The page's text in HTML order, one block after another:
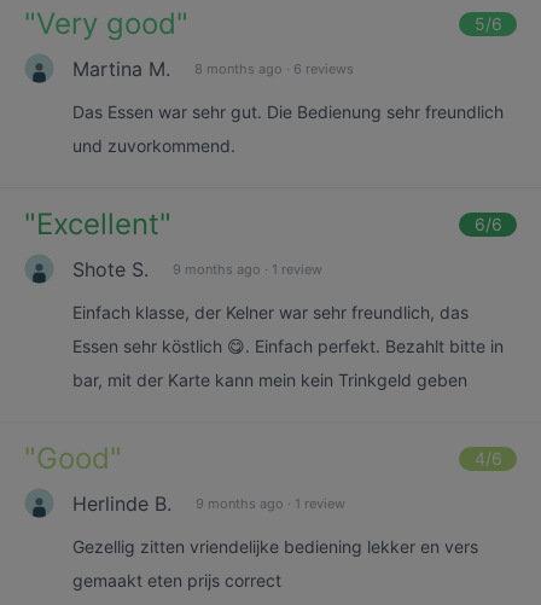
"Very good" 5/6
Martina M. 8 months ago · 6 reviews
Das Essen war sehr gut. Die Bedienung sehr freundlich
und zuvorkommend.
"Excellent" 6/6
Shote S. 9 months ago · 1 review
Einfach klasse, der Kelner war sehr freundlich, das
Essen sehr köstlich 😋. Einfach perfekt. Bezahlt bitte in
bar, mit der Karte kann mein kein Trinkgeld geben
"Good" 4/6
Herlinde B. 9 months ago · 1 review
Gezellig zitten vriendelijke bediening lekker en vers
gemaakt eten prijs correct